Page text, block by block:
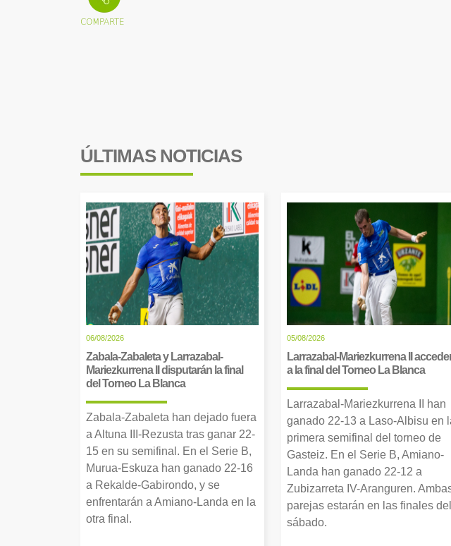
ÚLTIMAS NOTICIAS
06/08/2026
Zabala-Zabaleta y Larrazabal-
Mariezkurrena II disputarán la final
del Torneo La Blanca
Zabala-Zabaleta han dejado fuera
a Altuna III-Rezusta tras ganar 22-
15 en su semifinal. En el Serie B,
Murua-Eskuza han ganado 22-16
a Rekalde-Gabirondo, y se
enfrentarán a Amiano-Landa en la
otra final.
05/08/2026
Larrazabal-Mariezkurrena II
a la final del Torneo La Blanca
Larrazabal-Mariezkurrena II han
ganado 22-13 a Laso-Albisu en
primera semifinal del torneo de
Gasteiz. En el Serie B, Amiano-
Landa han ganado 22-12 a
Zubizarreta IV-Aranguren.
parejas estarán en las finales del
sábado.